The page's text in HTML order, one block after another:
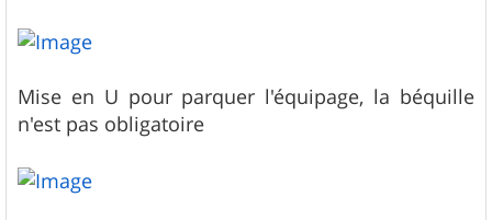
Mise en U pour parquer l'équipage, la béquille
n'est pas obligatoire